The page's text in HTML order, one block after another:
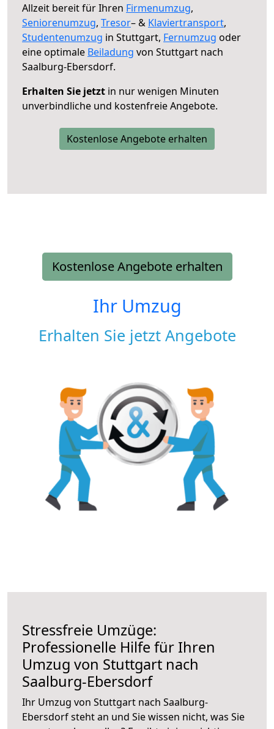
Allzeit bereit für Ihren Firmenumzug,
Seniorenumzug, Tresor– & Klaviertransport,
Studentenumzug in Stuttgart, Fernumzug oder
eine optimale Beiladung von Stuttgart nach
Saalburg-Ebersdorf.
Erhalten Sie jetzt in nur wenigen Minuten
unverbindliche und kostenfreie Angebote.
Kostenlose Angebote erhalten
Kostenlose Angebote erhalten
Ihr Umzug
Erhalten Sie jetzt Angebote
Stressfreie Umzüge:
Professionelle Hilfe für Ihren
Umzug von Stuttgart nach
Saalburg-Ebersdorf
Ihr Umzug von Stuttgart nach Saalburg-
Ebersdorf steht an und Sie wissen nicht, was Sie